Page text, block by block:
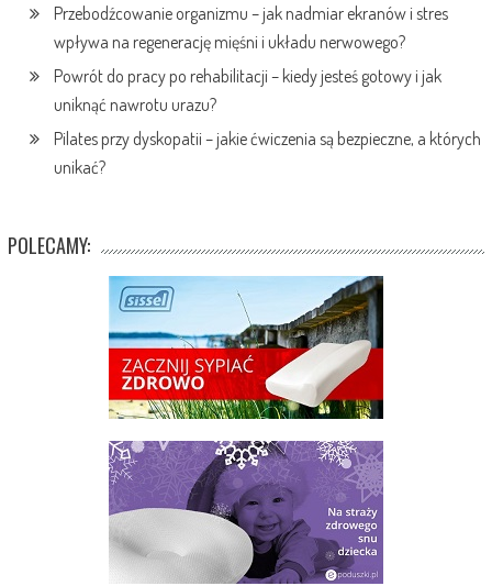
Przebodźcowanie organizmu – jak nadmiar ekranów i stres
wpływa na regenerację mięśni i układu nerwowego?
Powrót do pracy po rehabilitacji – kiedy jesteś gotowy i jak
uniknąć nawrotu urazu?
Pilates przy dyskopatii – jakie ćwiczenia są bezpieczne, a których
unikać?
POLECAMY: